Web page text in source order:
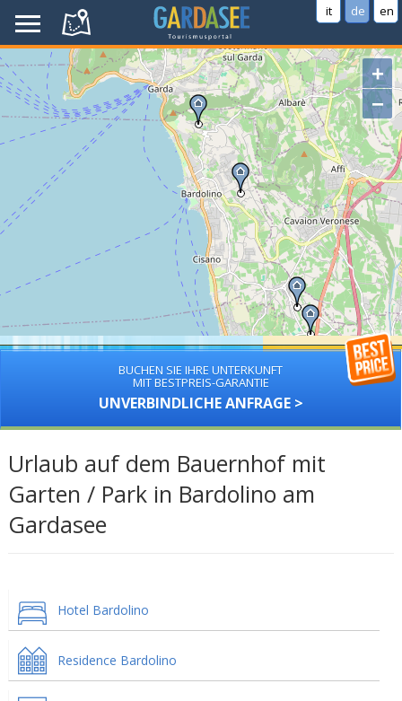
it de en
+
−
BUCHEN SIE IHRE UNTERKUNFT
MIT BESTPREIS-GARANTIE
UNVERBINDLICHE ANFRAGE >
Urlaub auf dem Bauernhof mit
Garten / Park in Bardolino am
Gardasee
Hotel Bardolino
Residence Bardolino